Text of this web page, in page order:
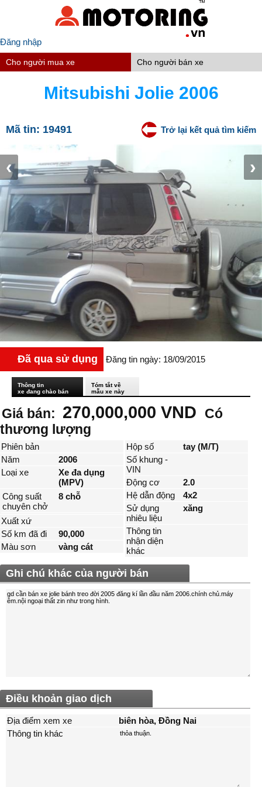
Đăng nhập
Cho người mua xe Cho người bán xe
Mitsubishi Jolie 2006
Mã tin: 19491 Trở lại kết quả tìm kiếm
‹ ›
Đã qua sử dụng Đăng tin ngày: 18/09/2015
Thông tin
xe đang chào bán
Tóm tắt về
mẫu xe này
Giá bán: 270,000,000 VND
Có
thương lượng
Phiên bản
Năm
2006
Loại xe
Xe đa dụng
(MPV)
Công suất
chuyên chở
8 chỗ
Xuất xứ
Số km đã đi
90,000
Màu sơn
vàng cát
Hộp số
tay (M/T)
Số khung -
VIN
Động cơ
2.0
Hệ dẫn động
4x2
Sử dụng
nhiêu liệu
xăng
Thông tin
nhận diện
khác
Ghi chú khác của người bán
Điều khoản giao dịch
Địa điểm xem xe
biên hòa, Ðồng Nai
Thông tin khác